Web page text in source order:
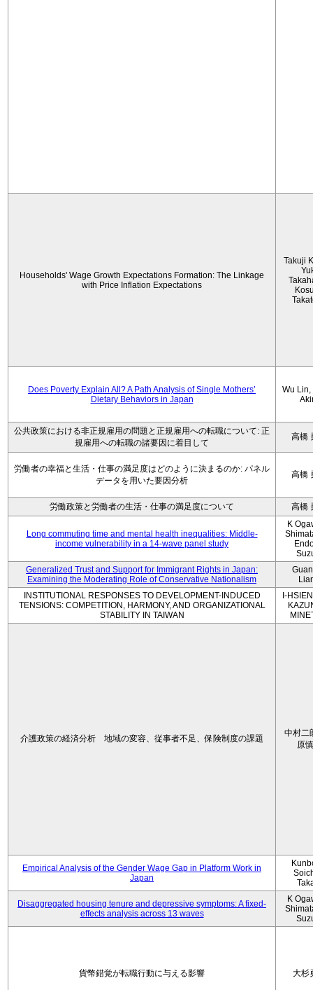
Households' Wage Growth Expectations Formation: The Linkage
with Price Inflation Expectations
Takuji
Does Poverty Explain All? A Path Analysis of Single Mothers’
Dietary Behaviors in Japan
Wu Lin,
公共政策における非正規雇用の問題と正規雇用への転職について: 正
規雇用への転職の諸要因に着目して
高橋
労働者の幸福と生活・仕事の満足度はどのように決まるのか: パネル
データを用いた要因分析
高橋
労働政策と労働者の生活・仕事の満足度について 高橋
Long commuting time and mental health inequalities: Middle-
income vulnerability in a 14-wave panel study
K
Generalized Trust and Support for Immigrant Rights in Japan:
Examining the Moderating Role of Conservative Nationalism
INSTITUTIONAL RESPONSES TO DEVELOPMENT-INDUCED
TENSIONS: COMPETITION, HARMONY, AND ORGANIZATIONAL
STABILITY IN TAIWAN
I-
介護政策の経済分析 地域の変容、従事者不足、保険制度の課題
中村二
原
Empirical Analysis of the Gender Wage Gap in Platform Work in
Japan
Disaggregated housing tenure and depressive symptoms: A fixed-
effects analysis across 13 waves
K
貨幣錯覚が転職行動に与える影響 大杉